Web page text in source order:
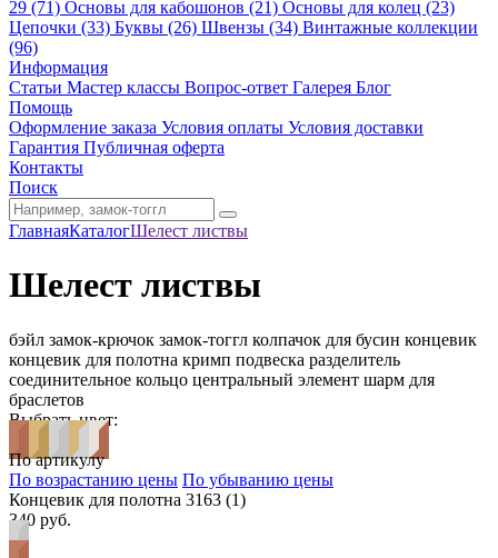
29 (71) Основы для кабошонов (21) Основы для колец (23)
Цепочки (33) Буквы (26) Швензы (34) Винтажные коллекции
(96)
Информация
Статьи Мастер классы Вопрос-ответ Галерея Блог
Помощь
Оформление заказа Условия оплаты Условия доставки
Гарантия Публичная оферта
Контакты
Поиск
ГлавнаяКаталогШелест листвы
Шелест листвы
бэйл замок-крючок замок-тоггл колпачок для бусин концевик
концевик для полотна кримп подвеска разделитель
соединительное кольцо центральный элемент шарм для
браслетов
Выбрать цвет:
По артикулу
По возрастанию цены По убыванию цены
Концевик для полотна 3163 (1)
340 руб.